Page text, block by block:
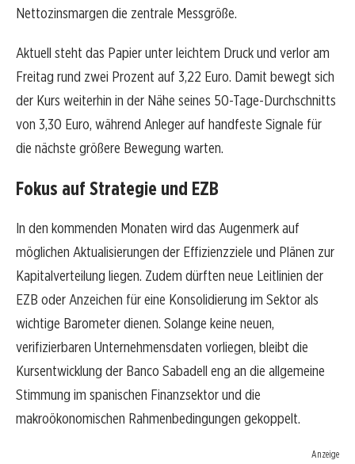
Nettozinsmargen die zentrale Messgröße.
Aktuell steht das Papier unter leichtem Druck und verlor am
Freitag rund zwei Prozent auf 3,22 Euro. Damit bewegt sich
der Kurs weiterhin in der Nähe seines 50-Tage-Durchschnitts
von 3,30 Euro, während Anleger auf handfeste Signale für
die nächste größere Bewegung warten.
Fokus auf Strategie und EZB
In den kommenden Monaten wird das Augenmerk auf
möglichen Aktualisierungen der Effizienzziele und Plänen zur
Kapitalverteilung liegen. Zudem dürften neue Leitlinien der
EZB oder Anzeichen für eine Konsolidierung im Sektor als
wichtige Barometer dienen. Solange keine neuen,
verifizierbaren Unternehmensdaten vorliegen, bleibt die
Kursentwicklung der Banco Sabadell eng an die allgemeine
Stimmung im spanischen Finanzsektor und die
makroökonomischen Rahmenbedingungen gekoppelt.
Anzeige